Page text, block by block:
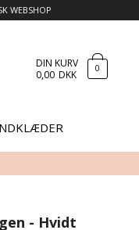
WEBSHOP
DIN KURV
0,00 DKK 0
- Hvidt